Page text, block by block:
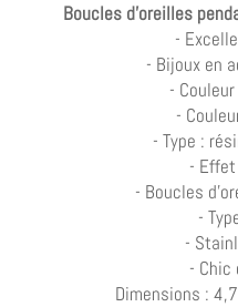
Boucles d'oreilles
-
- Bijoux en
-
-
- Type :
-
- Boucles
-
-
-
Dimensions :